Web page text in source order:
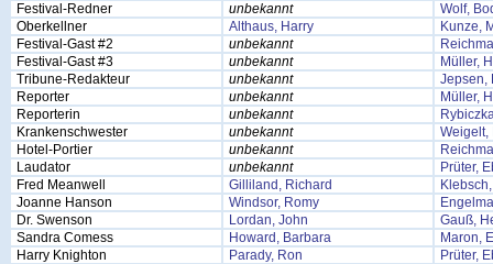
Festival-Redner
unbekannt
Wolf,
Oberkellner
Althaus, Harry
Kunze,
Festival-Gast #2
unbekannt
Festival-Gast #3
unbekannt
Müller,
Tribune-Redakteur
unbekannt
Jepsen,
Reporter
unbekannt
Müller,
Reporterin
unbekannt
Krankenschwester
unbekannt
Weigelt,
Hotel-Portier
unbekannt
Laudator
unbekannt
Prüter,
Fred Meanwell
Gilliland, Richard
Joanne Hanson
Windsor, Romy
Dr. Swenson
Lordan, John
Gauß,
Sandra Comess
Howard, Barbara
Maron,
Harry Knighton
Parady, Ron
Prüter,